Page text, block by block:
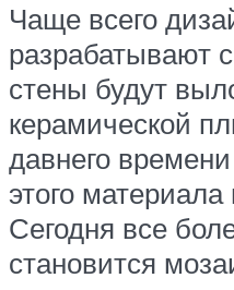
Чаще всего
разрабатывают
стены будут
керамической
давнего
этого
Сегодня все
становится